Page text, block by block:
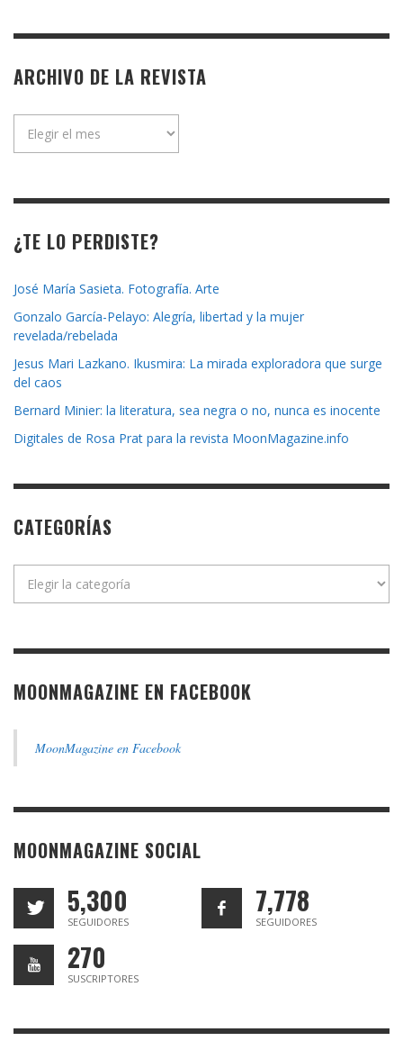
ARCHIVO DE LA REVISTA
¿TE LO PERDISTE?
José María Sasieta. Fotografía. Arte
Gonzalo García-Pelayo: Alegría, libertad y la mujer
revelada/rebelada
Jesus Mari Lazkano. Ikusmira: La mirada exploradora que surge
del caos
Bernard Minier: la literatura, sea negra o no, nunca es inocente
Digitales de Rosa Prat para la revista MoonMagazine.info
CATEGORÍAS
MOONMAGAZINE EN FACEBOOK
MoonMagazine en Facebook
MOONMAGAZINE SOCIAL
5,300
SEGUIDORES
7,778
SEGUIDORES
270
SUSCRIPTORES